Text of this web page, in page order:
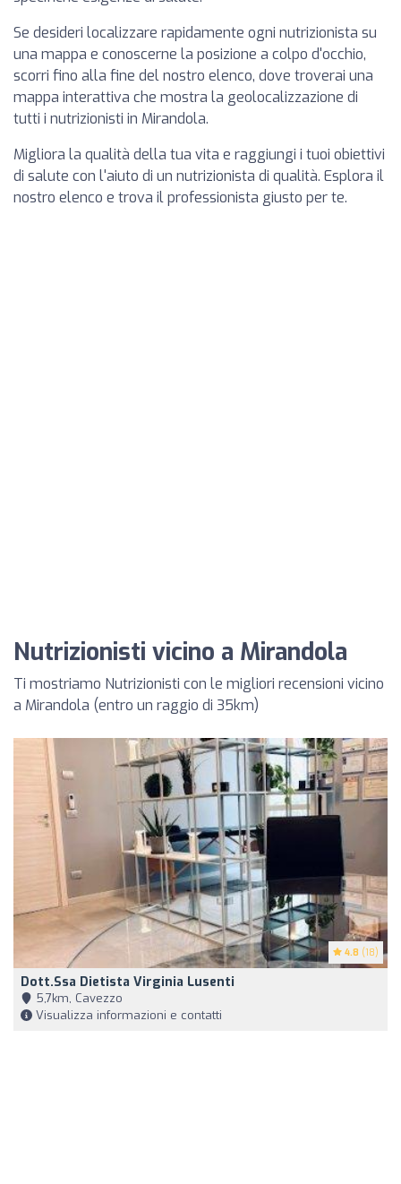
Se desideri localizzare rapidamente ogni nutrizionista su
una mappa e conoscerne la posizione a colpo d'occhio,
scorri fino alla fine del nostro elenco, dove troverai una
mappa interattiva che mostra la geolocalizzazione di
tutti i nutrizionisti in Mirandola.
Migliora la qualità della tua vita e raggiungi i tuoi obiettivi
di salute con l'aiuto di un nutrizionista di qualità. Esplora il
nostro elenco e trova il professionista giusto per te.
Nutrizionisti vicino a Mirandola
Ti mostriamo Nutrizionisti con le migliori recensioni vicino
a Mirandola (entro un raggio di 35km)
4.8 (18)
Dott.ssa Dietista Virginia Lusenti
5,7km, Cavezzo
Visualizza informazioni e contatti